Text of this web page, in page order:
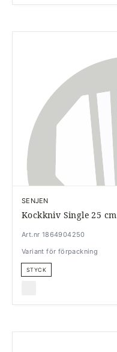
SENJEN
Kockkniv Single 25 cm
Art.nr 1864904250
Variant för förpackning
STYCK